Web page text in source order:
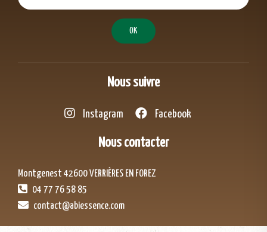
Nous suivre
Instagram Facebook
Nous contacter
Montgenest 42600 VERRIÈRES EN FOREZ
04 77 76 58 85
contact@abiessence.com